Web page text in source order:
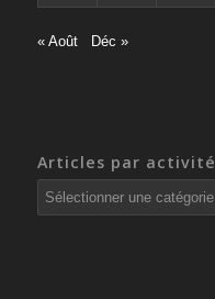
« Août Déc »
Articles par activité
Articles
par